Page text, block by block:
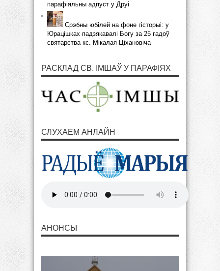
парафіяльны адпуст у Друі
Срэбны юбілей на фоне гісторыі: у
Юрацішках падзякавалі Богу за 25 гадоў
святарства кс. Мікалая Ціхановіча
РАСКЛАД СВ. ІМШАЎ У ПАРАФІЯХ
СЛУХАЕМ АНЛАЙН
АНОНСЫ